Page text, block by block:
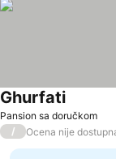
Pansion sa doručkom
Ghurfati
/ Ocena nije